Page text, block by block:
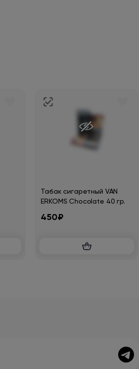
Табак сигаретный VAN
ERKOMS Chocolate 40 гр.
450₽